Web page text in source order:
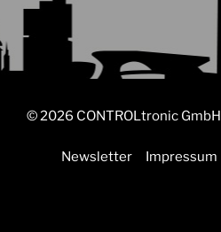
© 2026 CONTROLtronic GmbH
Impressum
Newsletter